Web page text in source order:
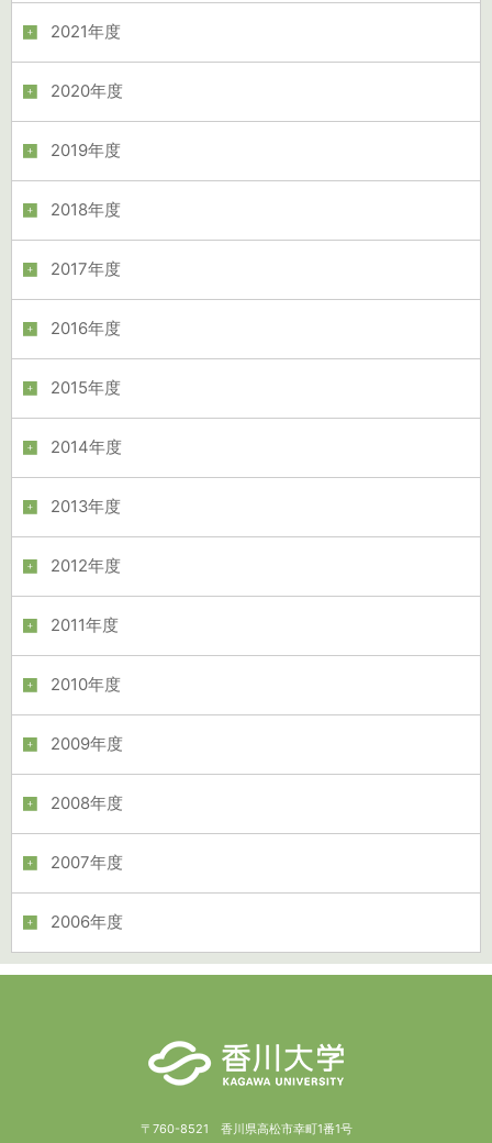
2021年度
2020年度
2019年度
2018年度
2017年度
2016年度
2015年度
2014年度
2013年度
2012年度
2011年度
2010年度
2009年度
2008年度
2007年度
2006年度
〒760-8521 香川県高松市幸町1番1号